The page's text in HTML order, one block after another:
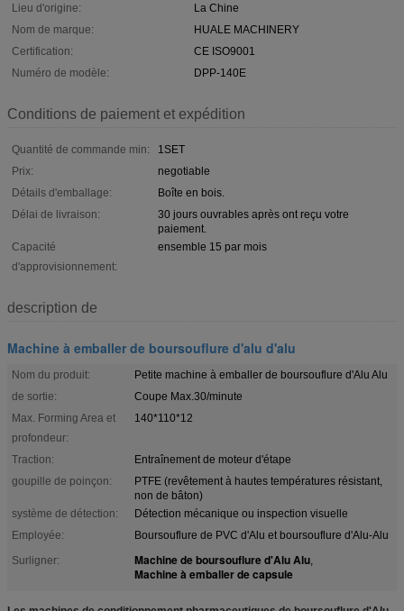
Lieu d'origine:
La Chine
Nom de marque:
HUALE MACHINERY
Certification:
CE ISO9001
Numéro de modèle:
DPP-140E
Conditions de paiement et expédition
Quantité de commande min:
1SET
Prix:
negotiable
Détails d'emballage:
Boîte en bois.
Délai de livraison:
30 jours ouvrables après ont reçu votre
paiement.
Capacité
d'approvisionnement:
ensemble 15 par mois
description de
Machine à emballer de boursouflure d'alu d'alu
Nom du produit:
Petite machine à emballer de boursouflure d'Alu Alu
de sortie:
Coupe Max.30/minute
Max. Forming Area et
profondeur:
140*110*12
Traction:
Entraînement de moteur d'étape
goupille de poinçon:
PTFE (revêtement à hautes températures résistant,
non de bâton)
système de détection:
Détection mécanique ou inspection visuelle
Employée:
Boursouflure de PVC d'Alu et boursouflure d'Alu-Alu
Surligner:
Machine de boursouflure d'Alu Alu,
Machine à emballer de capsule